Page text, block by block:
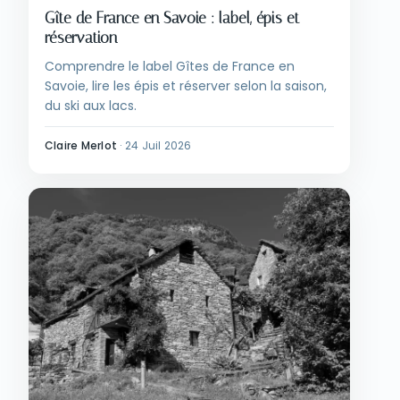
Gîte de France en Savoie : label, épis et
réservation
Comprendre le label Gîtes de France en
Savoie, lire les épis et réserver selon la saison,
du ski aux lacs.
Claire Merlot · 24 Juil 2026